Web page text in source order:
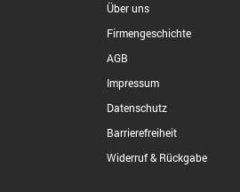
Über uns
Firmengeschichte
AGB
Impressum
Datenschutz
Barrierefreiheit
Widerruf & Rückgabe